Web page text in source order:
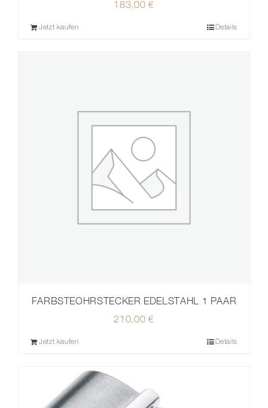
183,00 €
Jetzt kaufen Details
FARBSTEOHRSTECKER EDELSTAHL 1 PAAR
210,00 €
Jetzt kaufen Details